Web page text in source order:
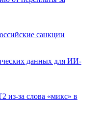
санкции
данных для ИИ-
из-за слова «микс» в